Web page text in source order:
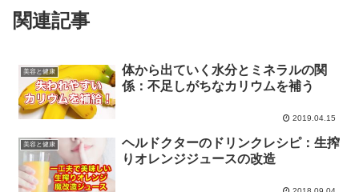
関連記事
美容と健康
体から出ていく水分とミネラルの関
係：不足しがちなカリウムを補う
2019.04.15
美容と健康
ヘルドクターのドリンクレシピ：生搾
りオレンジジュースの改造